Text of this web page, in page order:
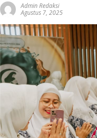
Admin Redaksi
Agustus 7, 2025